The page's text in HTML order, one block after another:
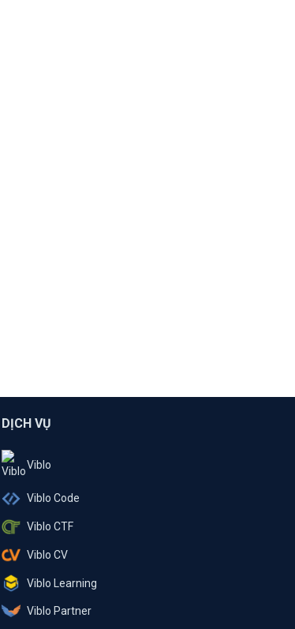
DỊCH VỤ
Viblo
Viblo Code
Viblo CTF
Viblo CV
Viblo Learning
Viblo Partner